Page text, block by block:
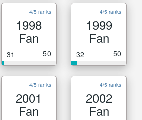
4/5 ranks
1998
Fan
31 50
4/5 ranks
1999
Fan
32 50
4/5 ranks
2001
Fan
4/5 ranks
2002
Fan